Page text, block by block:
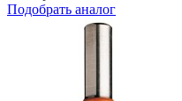
Подобрать аналог